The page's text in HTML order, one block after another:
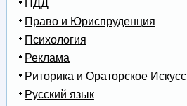
ПДД
Право и Юриспруденция
Психология
Реклама
Риторика и Ораторское
Русский язык